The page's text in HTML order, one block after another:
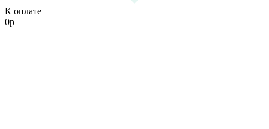
К оплате
0р